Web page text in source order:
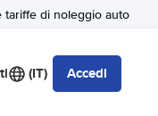
tariffe di noleggio auto
(IT) Accedi